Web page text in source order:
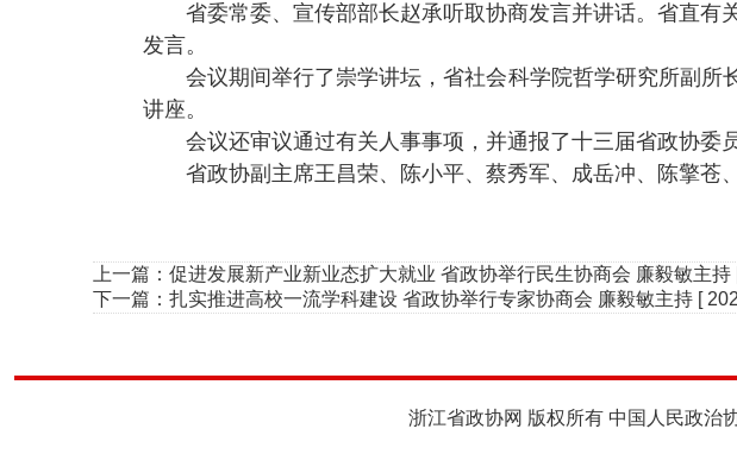
省委常委、宣传部部长赵承听取协商发言并讲话。省直
发言。
会议期间举行了崇学讲坛，省社会科学院哲学研究所副所
讲座。
会议还审议通过有关人事事项，并通报了十三届省政协委
省政协副主席王昌荣、陈小平、蔡秀军、成岳冲、陈擎苍
上一篇： 促进发展新产业新业态扩大就业 省政协举行民生协商会 廉毅敏主持
下一篇： 扎实推进高校一流学科建设 省政协举行专家协商会 廉毅敏主持 [
浙江省政协网 版权所有 中国人民政治